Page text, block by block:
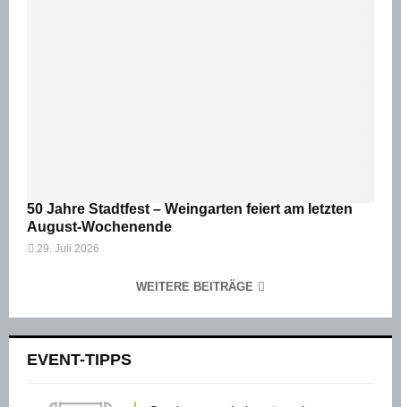
50 Jahre Stadtfest – Weingarten feiert am letzten
August-Wochenende
29. Juli 2026
WEITERE BEITRÄGE
EVENT-TIPPS